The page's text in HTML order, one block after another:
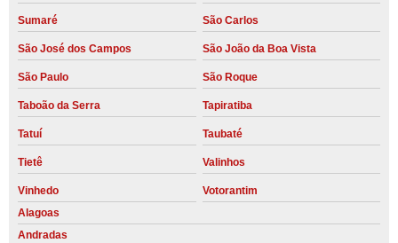
Sumaré São Carlos
São José dos Campos São João da Boa Vista
São Paulo São Roque
Taboão da Serra Tapiratiba
Tatuí Taubaté
Tietê Valinhos
Vinhedo
Votorantim
Alagoas
Andradas